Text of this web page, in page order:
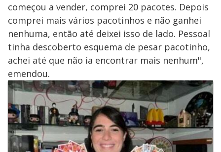
começou a vender, comprei 20 pacotes. Depois
comprei mais vários pacotinhos e não ganhei
nenhuma, então até deixei isso de lado. Pessoal
tinha descoberto esquema de pesar pacotinho,
achei até que não ia encontrar mais nenhum",
emendou.